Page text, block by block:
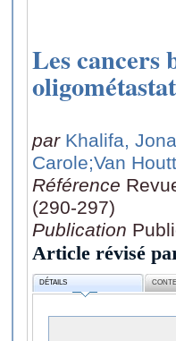
Les cancers
par Khalifa,
Carole;Van
Référence
(290-297)
Publication
Article révisé
DÉTAILS